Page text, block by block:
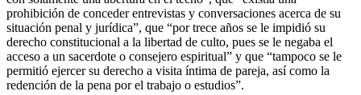
prohibición de conceder entrevistas y conversaciones acerca de su
situación penal y jurídica”, que “por trece años se le impidió su
derecho constitucional a la libertad de culto, pues se le negaba el
acceso a un sacerdote o consejero espiritual” y que “tampoco se le
permitió ejercer su derecho a visita íntima de pareja, así como la
redención de la pena por el trabajo o estudios”.